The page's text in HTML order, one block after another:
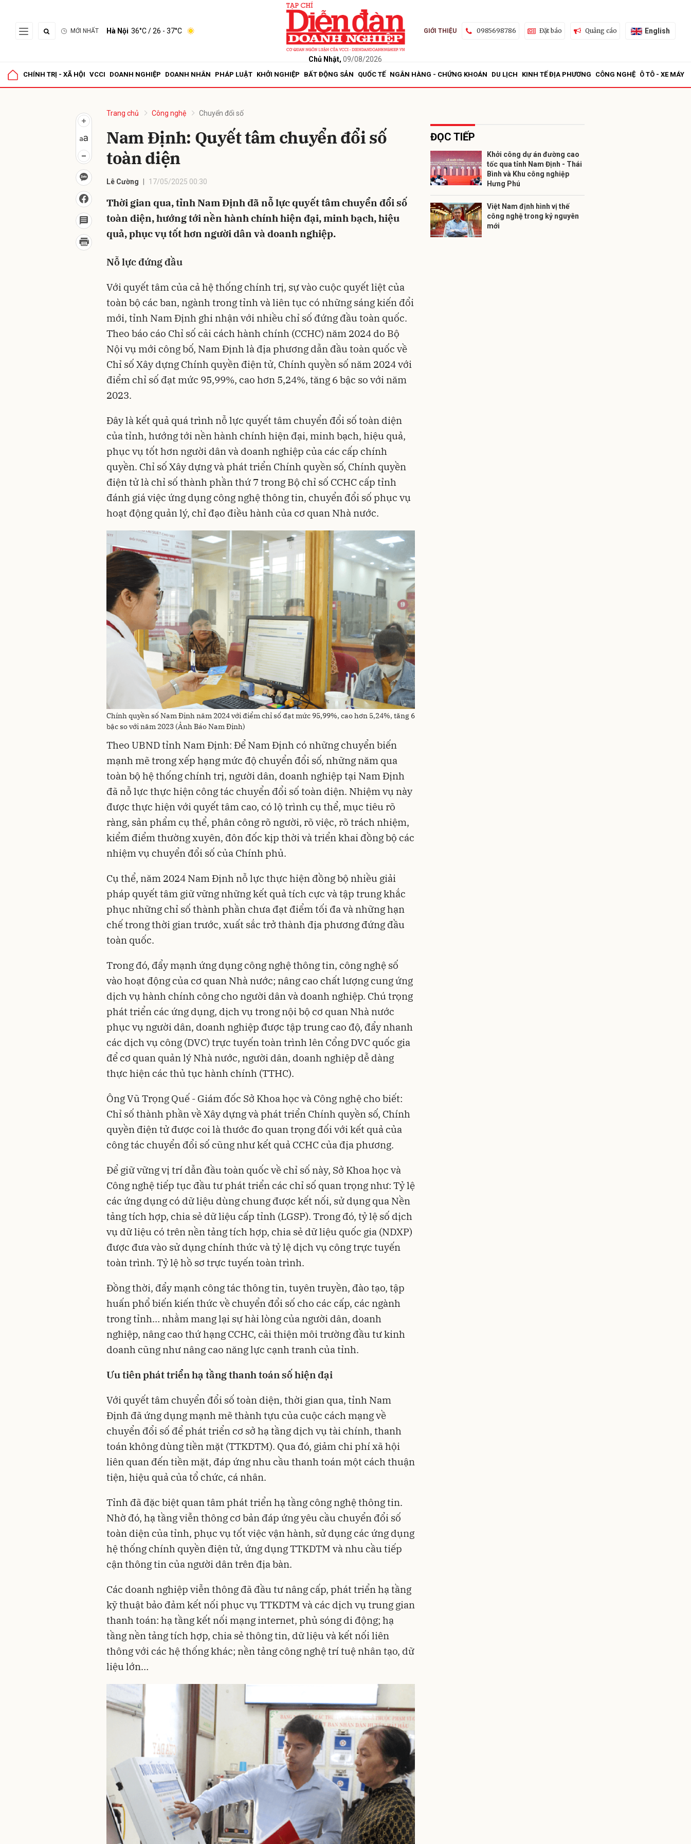
MỚI NHẤT Hà Nội 36°C/ 26 - 37°C
Chủ Nhật, 09/08/2026
GIỚI THIỆU 0985698786 Đặt báo Quảng cáo English
CHÍNH TRỊ - XÃ HỘI VCCI DOANH NGHIỆP DOANH NHÂN PHÁP LUẬT KHỞI NGHIỆP BẤT ĐỘNG SẢN QUỐC TẾ NGÂN HÀNG - CHỨNG KHOÁN DU LỊCH KINH TẾ ĐỊA PHƯƠNG CÔNG NGHỆ Ô TÔ - XE MÁY
Trang chủ Công nghệ Chuyển đổi số
Nam Định: Quyết tâm chuyển đổi số
toàn diện
Lê Cường 17/05/2025 00:30
Thời gian qua, tỉnh Nam Định đã nỗ lực quyết tâm chuyển đổi số
toàn diện, hướng tới nền hành chính hiện đại, minh bạch, hiệu
quả, phục vụ tốt hơn người dân và doanh nghiệp.
Nỗ lực đứng đầu
Với quyết tâm của cả hệ thống chính trị, sự vào cuộc quyết liệt của
toàn bộ các ban, ngành trong tỉnh và liên tục có những sáng kiến đổi
mới, tỉnh Nam Định ghi nhận với nhiều chỉ số đứng đầu toàn quốc.
Theo báo cáo Chỉ số cải cách hành chính (CCHC) năm 2024 do Bộ
Nội vụ mới công bố, Nam Định là địa phương dẫn đầu toàn quốc về
Chỉ số Xây dựng Chính quyền điện tử, Chính quyền số năm 2024 với
điểm chỉ số đạt mức 95,99%, cao hơn 5,24%, tăng 6 bậc so với năm
2023.
Đây là kết quả quá trình nỗ lực quyết tâm chuyển đổi số toàn diện
của tỉnh, hướng tới nền hành chính hiện đại, minh bạch, hiệu quả,
phục vụ tốt hơn người dân và doanh nghiệp của các cấp chính
quyền. Chỉ số Xây dựng và phát triển Chính quyền số, Chính quyền
điện tử là chỉ số thành phần thứ 7 trong Bộ chỉ số CCHC cấp tỉnh
đánh giá việc ứng dụng công nghệ thông tin, chuyển đổi số phục vụ
hoạt động quản lý, chỉ đạo điều hành của cơ quan Nhà nước.
Chính quyền số Nam Định năm 2024 với điểm chỉ số đạt mức 95,99%, cao hơn 5,24%, tăng 6
bậc so với năm 2023 (Ảnh Báo Nam Định)
Theo UBND tỉnh Nam Định: Để Nam Định có những chuyển biến
mạnh mẽ trong xếp hạng mức độ chuyển đổi số, những năm qua
toàn bộ hệ thống chính trị, người dân, doanh nghiệp tại Nam Định
đã nỗ lực thực hiện công tác chuyển đổi số toàn diện. Nhiệm vụ này
được thực hiện với quyết tâm cao, có lộ trình cụ thể, mục tiêu rõ
ràng, sản phẩm cụ thể, phân công rõ người, rõ việc, rõ trách nhiệm,
kiểm điểm thường xuyên, đôn đốc kịp thời và triển khai đồng bộ các
nhiệm vụ chuyển đổi số của Chính phủ.
Cụ thể, năm 2024 Nam Định nỗ lực thực hiện đồng bộ nhiều giải
pháp quyết tâm giữ vững những kết quả tích cực và tập trung khắc
phục những chỉ số thành phần chưa đạt điểm tối đa và những hạn
chế trong thời gian trước, xuất sắc trở thành địa phương đứng đầu
toàn quốc.
Trong đó, đẩy mạnh ứng dụng công nghệ thông tin, công nghệ số
vào hoạt động của cơ quan Nhà nước; nâng cao chất lượng cung ứng
dịch vụ hành chính công cho người dân và doanh nghiệp. Chú trọng
phát triển các ứng dụng, dịch vụ trong nội bộ cơ quan Nhà nước
phục vụ người dân, doanh nghiệp được tập trung cao độ, đẩy nhanh
các dịch vụ công (DVC) trực tuyến toàn trình lên Cổng DVC quốc gia
để cơ quan quản lý Nhà nước, người dân, doanh nghiệp dễ dàng
thực hiện các thủ tục hành chính (TTHC).
Ông Vũ Trọng Quế - Giám đốc Sở Khoa học và Công nghệ cho biết:
Chỉ số thành phần về Xây dựng và phát triển Chính quyền số, Chính
quyền điện tử được coi là thước đo quan trọng đối với kết quả của
công tác chuyển đổi số cũng như kết quả CCHC của địa phương.
Để giữ vững vị trí dẫn đầu toàn quốc về chỉ số này, Sở Khoa học và
Công nghệ tiếp tục đầu tư phát triển các chỉ số quan trọng như: Tỷ lệ
các ứng dụng có dữ liệu dùng chung được kết nối, sử dụng qua Nền
tảng tích hợp, chia sẻ dữ liệu cấp tỉnh (LGSP). Trong đó, tỷ lệ số dịch
vụ dữ liệu có trên nền tảng tích hợp, chia sẻ dữ liệu quốc gia (NDXP)
được đưa vào sử dụng chính thức và tỷ lệ dịch vụ công trực tuyến
toàn trình. Tỷ lệ hồ sơ trực tuyến toàn trình.
Đồng thời, đẩy mạnh công tác thông tin, tuyên truyền, đào tạo, tập
huấn phổ biến kiến thức về chuyển đổi số cho các cấp, các ngành
trong tỉnh… nhằm mang lại sự hài lòng của người dân, doanh
nghiệp, nâng cao thứ hạng CCHC, cải thiện môi trường đầu tư kinh
doanh cũng như nâng cao năng lực cạnh tranh của tỉnh.
Ưu tiên phát triển hạ tầng thanh toán số hiện đại
Với quyết tâm chuyển đổi số toàn diện, thời gian qua, tỉnh Nam
Định đã ứng dụng mạnh mẽ thành tựu của cuộc cách mạng về
chuyển đổi số để phát triển cơ sở hạ tầng dịch vụ tài chính, thanh
toán không dùng tiền mặt (TTKDTM). Qua đó, giảm chi phí xã hội
liên quan đến tiền mặt, đáp ứng nhu cầu thanh toán một cách thuận
tiện, hiệu quả của tổ chức, cá nhân.
Tỉnh đã đặc biệt quan tâm phát triển hạ tầng công nghệ thông tin.
Nhờ đó, hạ tầng viễn thông cơ bản đáp ứng yêu cầu chuyển đổi số
toàn diện của tỉnh, phục vụ tốt việc vận hành, sử dụng các ứng dụng
hệ thống chính quyền điện tử, ứng dụng TTKDTM và nhu cầu tiếp
cận thông tin của người dân trên địa bàn.
Các doanh nghiệp viễn thông đã đầu tư nâng cấp, phát triển hạ tầng
kỹ thuật bảo đảm kết nối phục vụ TTKDTM và các dịch vụ trung gian
thanh toán: hạ tầng kết nối mạng internet, phủ sóng di động; hạ
tầng nền tảng tích hợp, chia sẻ thông tin, dữ liệu và kết nối liên
thông với các hệ thống khác; nền tảng công nghệ trí tuệ nhân tạo, dữ
liệu lớn…
ĐỌC TIẾP
Khởi công dự án đường cao
tốc qua tỉnh Nam Định - Thái
Bình và Khu công nghiệp
Hưng Phú
Việt Nam định hình vị thế
công nghệ trong kỷ nguyên
mới
Gửi